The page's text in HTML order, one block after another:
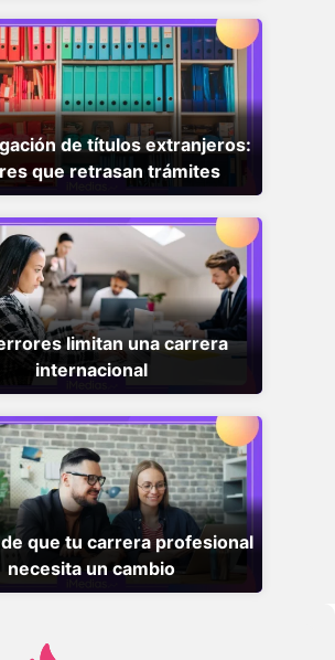
de títulos extranjeros:
que retrasan trámites
limitan una carrera
internacional
que tu carrera profesional
necesita un cambio